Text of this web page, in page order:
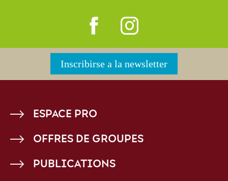
Inscribirse a la newsletter
PIED
DE
PAGE
ESPACE PRO
OFFRES DE GROUPES
PUBLICATIONS